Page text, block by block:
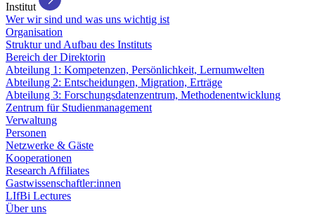
Institut
Wer wir sind und was uns wichtig ist
Organisation
Struktur und Aufbau des Instituts
Bereich der Direktorin
Abteilung 1: Kompetenzen, Persönlichkeit, Lernumwelten
Abteilung 2: Entscheidungen, Migration, Erträge
Abteilung 3: Forschungsdatenzentrum, Methodenentwicklung
Zentrum für Studienmanagement
Verwaltung
Personen
Netzwerke & Gäste
Kooperationen
Research Affiliates
Gastwissenschaftler:innen
LIfBi Lectures
Über uns